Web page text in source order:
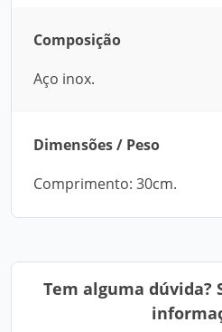
Composição
Aço inox.
Dimensões / Peso
Comprimento: 30cm.
Tem alguma dúvida?